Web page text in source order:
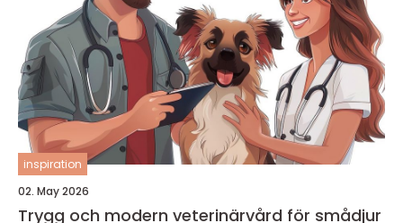
inspiration
02. May 2026
Trygg och modern veterinärvård för smådjur